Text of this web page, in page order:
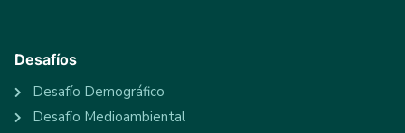
Desafíos
Desafío Demográfico
Desafío Medioambiental